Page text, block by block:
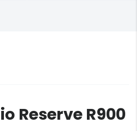
Reserve R900